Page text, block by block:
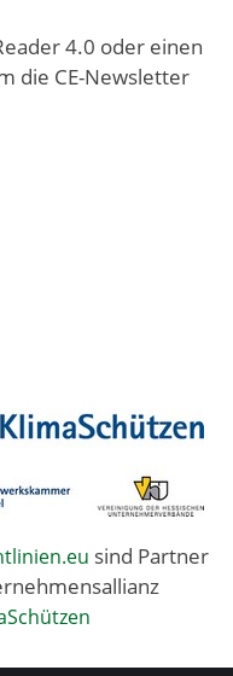
4.0 oder einen
die CE-Newsletter
sind Partner